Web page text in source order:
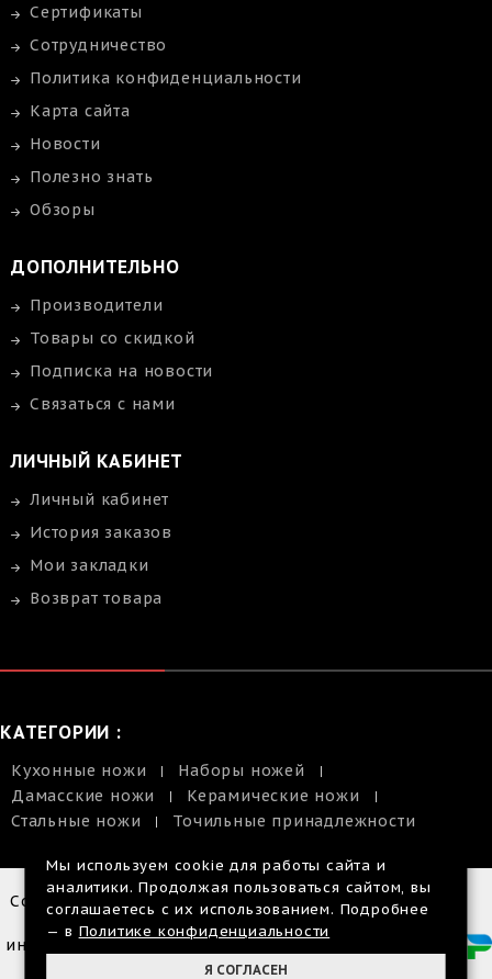
Сертификаты
Сотрудничество
Политика конфиденциальности
Карта сайта
Новости
Полезно знать
Обзоры
ДОПОЛНИТЕЛЬНО
Производители
Товары со скидкой
Подписка на новости
Связаться с нами
ЛИЧНЫЙ КАБИНЕТ
Личный кабинет
История заказов
Мои закладки
Возврат товара
КАТЕГОРИИ :
Кухонные ножи
Наборы ножей
Дамасские ножи
Керамические ножи
Стальные ножи
Точильные принадлежности
Copyright © 2014-2026 |
Размещенная
информация на сайте, не
Мы используем cookie для работы сайта и
аналитики. Продолжая пользоваться сайтом, вы
соглашаетесь с их использованием. Подробнее
— в Политике конфиденциальности
Я СОГЛАСЕН